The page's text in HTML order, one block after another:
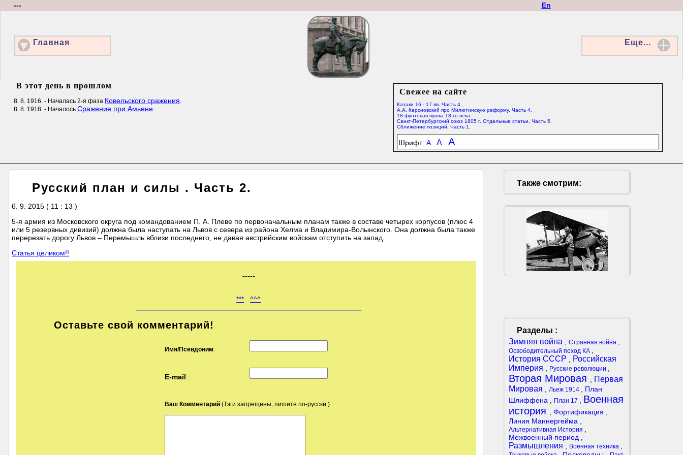
En
---
Главная Еще...
Свежее на сайте
Казаки 16 - 17 вв. Часть 4.
А.А. Керсновский про Милютинскую реформу. Часть 4.
18-фунтовая пушка 18-го века.
Санкт-Петербургский союз 1805 г. Отдельные статьи. Часть 5.
Сближение позиций. Часть 1.
Шрифт:A A A
В этот день в прошлом
8. 8. 1916. - Началась 2-я фаза Ковельского сражения.
8. 8. 1918. - Началось Сражение при Амьене.
Русский план и силы . Часть 2.
6. 9. 2015 ( 11 : 13 )
5-я армия из Московского округа под командованием П. А. Плеве по первоначальным планам также в составе четырех корпусов (плюс 4
или 5 резервных дивизий) должна была наступать на Львов с севера из района Хелма и Владимира-Волынского. Она должна была также
перерезать дорогу Львов – Перемышль вблизи последнего, не давая австрийским войскам отступить на запад.
Статья целиком!!
-----
*** ^^^
Оставьте свой комментарий!
Имя/Псевдоним:
E-mail :
Ваш Комментарий(Тэги запрещены, пишите по-русски.) :
Также смотрим:
Разделы :
Зимняя война
Странная война
Освободительный поход КА
История СССР
Российская
Империя
Русские революции
Вторая Мировая
Первая
Мировая
Льеж 1914
План
Шлиффена
План 17
Военная
история
Фортификация
Линия Маннергейма
Альтернативная История
Межвоенный период
Размышления Военная техника